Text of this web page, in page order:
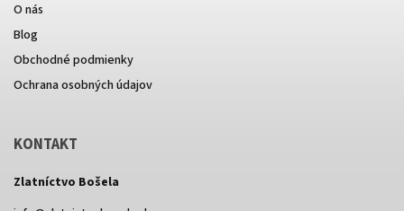
O nás
Blog
Obchodné podmienky
Ochrana osobných údajov
KONTAKT
Zlatníctvo Bošela